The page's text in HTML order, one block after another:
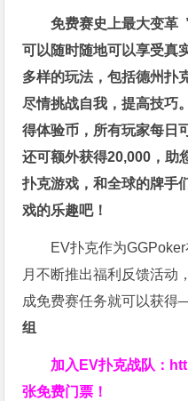
免费赛史上最大变革
可以随时随地可以享受真
多样的玩法，包括德州扑
尽情挑战自我，提高技巧
得体验币，所有玩家每日
还可额外获得20,000，助
扑克游戏，和全球的牌手
戏的乐趣吧！
EV扑克作为
月不断推出福利反馈活动
成免费赛任务就可以获
组
加入EV扑克战队：
张免费门票！